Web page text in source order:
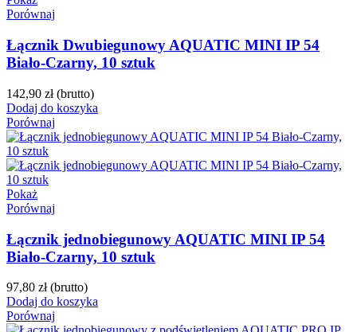
Porównaj
Łącznik Dwubiegunowy AQUATIC MINI IP 54
Biało-Czarny, 10 sztuk
142,90 zł (brutto)
Dodaj do koszyka
Porównaj
Pokaż
Porównaj
Łącznik jednobiegunowy AQUATIC MINI IP 54
Biało-Czarny, 10 sztuk
97,80 zł (brutto)
Dodaj do koszyka
Porównaj